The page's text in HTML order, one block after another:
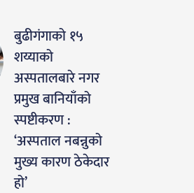
बुढीगंगाको १५
शय्याको
अस्पतालबारे नगर
प्रमुख बानियाँको
स्पष्टीकरण :
‘अस्पताल नबन्नुको
मुख्य कारण ठेकेदार
हो’